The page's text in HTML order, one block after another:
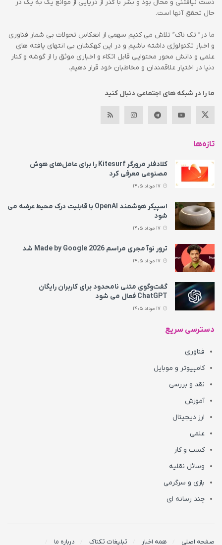
دست نیافتنی و محال بود و بشر با گذر از دریایی از موانع یک به یک در
حال تحقق آنها است.
ما در” تک ناک” تلاش می کنیم سهمی از انعکاس تحولات بی شمار فناوری
و اخبار تکنولوژی داشته باشیم و در این کهکشان بی انتهای یافته های
علمی و دانش محور محتوایی قابل اتکاء و اخباری موثق را از گوشه و کنار
دنیا در اختیار علاقمندان و مخاطبان خود قرار دهیم.
ما را در شبکه های اجتماعی دنبال کنید
تازه‌ها
کلادفلر مرورگر Kitesurf را برای عامل‌های هوش
مصنوعی معرفی کرد
اسپیکر هوشمند OpenAI با قابلیت درک محیط عرضه می‌
شود
ترور نوآ مجری مراسم Made by Google 2026 شد
گفت‌وگوی متنی نامحدود برای کاربران رایگان
ChatGPT فعال می شود
دسترسی سریع
فناوری
کامپیوتر و موبایل
نقد و بررسی
آموزش
ارز دیجیتال
علمی
کسب و کار
وسائل نقلیه
بازی و سرگرمی
چند رسانه ای
صفحه اصلی همه اخبار تبلیغات تکناک درباره ما